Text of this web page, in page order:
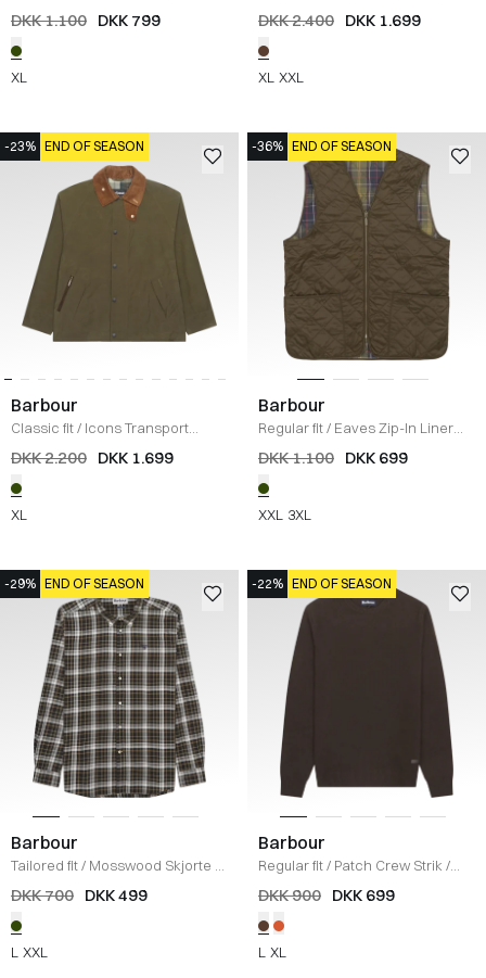
Vest
OLIVE
DKK 1.100 DKK 799
XL
Jakke
BRUN
DKK 2.400 DKK 1.699
XL XXL
-23% END OF SEASON
Barbour
Classic fit/ Icons Transport
Jakke
OLIVE
DKK 2.200 DKK 1.699
XL
-36% END OF SEASON
Barbour
Regular fit/ Eaves Zip-In Liner
Vest
OLIVE
DKK 1.100 DKK 699
XXL 3XL
-29% END OF SEASON
Barbour
Tailored fit/ Mosswood Skjorte
OLIVE
DKK 700 DKK 499
L XXL
-22% END OF SEASON
Barbour
Regular fit/ Patch Crew Strik /
BRUN
DKK 900 DKK 699
L XL